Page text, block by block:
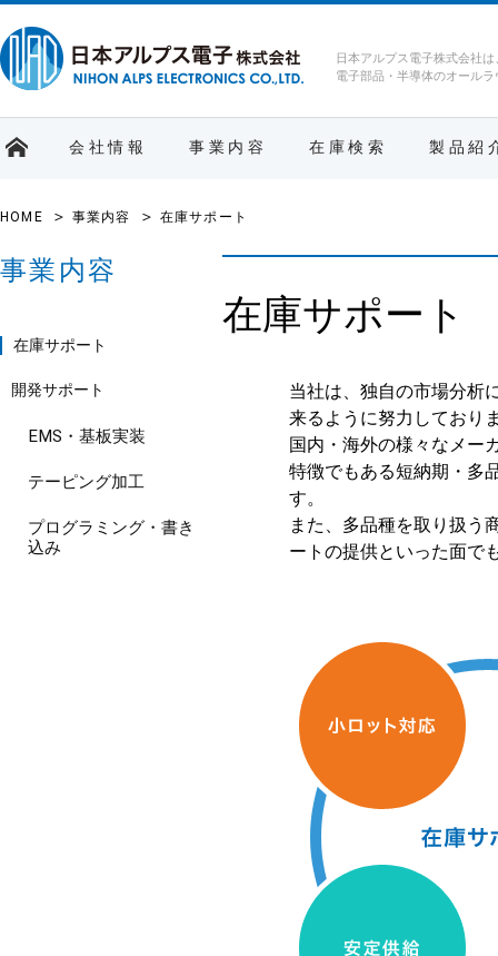
日本アルプス電子株式会社は
電子部品・半導体のオール
会社情報 事業内容 在庫検索 製品紹
HOME 事業内容 在庫サポート
在庫サポート
当社は、独自の市場分析
来るように努力しており
国内・海外の様々なメー
特徴でもある短納期・多
す。
また、多品種を取り扱う
ートの提供といった面で
事業内容
在庫サポート
開発サポート
EMS・基板実装
テーピング加工
プログラミング・書き
込み